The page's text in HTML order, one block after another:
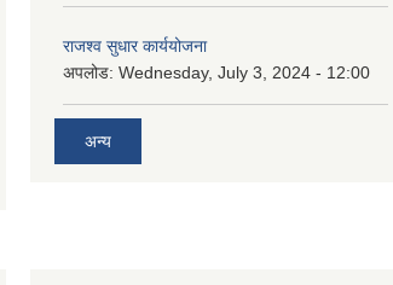
राजश्व सुधार कार्ययोजना
अपलोड: Wednesday, July 3, 2024 - 12:00
अन्य